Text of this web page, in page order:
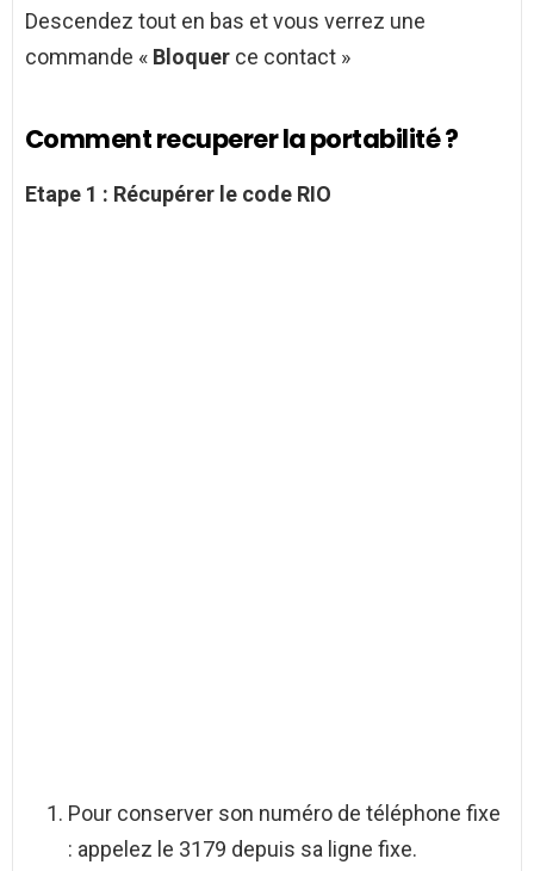
Descendez tout en bas et vous verrez une
commande « Bloquer ce contact »
Comment recuperer la portabilité ?
Etape 1 : Récupérer le code RIO
Pour conserver son numéro de téléphone fixe
: appelez le 3179 depuis sa ligne fixe.